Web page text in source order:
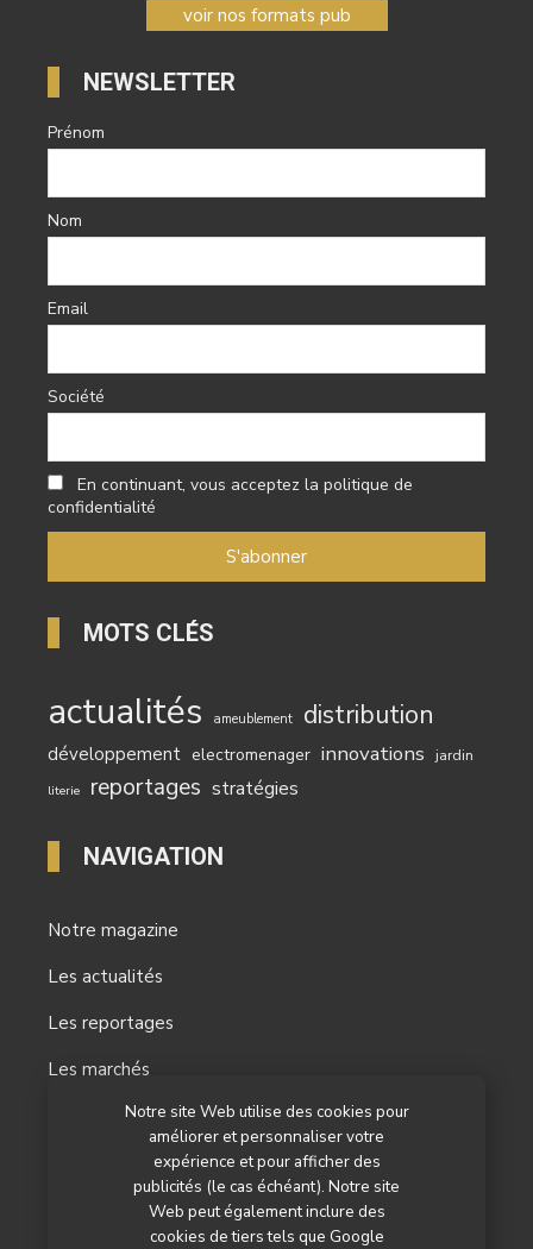
Notre site Web utilise des cookies pour
améliorer et personnaliser votre
expérience et pour afficher des
publicités (le cas échéant). Notre site
Web peut également inclure des
cookies de tiers tels que Google
voir nos formats pub
NEWSLETTER
Prénom
Nom
Email
Société
En continuant, vous acceptez la politique de
confidentialité
MOTS CLÉS
actualités ameublement distribution
développement electromenager innovations jardin
literie reportages stratégies
NAVIGATION
Notre magazine
Les actualités
Les reportages
Les marchés
Nos autres titres